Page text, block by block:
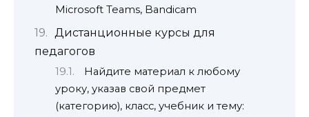
Microsoft Teams, Bandicam
Дистанционные курсы для
педагогов
Найдите материал к любому
уроку, указав свой предмет
(категорию), класс, учебник и тему: